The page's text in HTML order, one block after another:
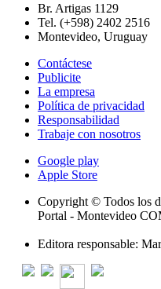
Br. Artigas 1129
Tel. (+598) 2402 2516
Montevideo, Uruguay
Contáctese
Publicite
La empresa
Política de privacidad
Responsabilidad
Trabaje con nosotros
Google play
Apple Store
Copyright © Todos los
Portal - Montevideo
Editora responsable: